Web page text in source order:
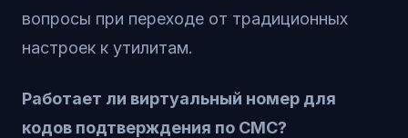
вопросы при переходе от традиционных
настроек к утилитам.
Работает ли виртуальный номер для
кодов подтверждения по СМС?